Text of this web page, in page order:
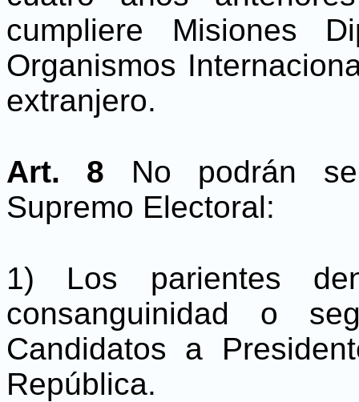
cumpliere Misiones
Organismos
extranjero.
Art. 8 No podrán
Supremo Electoral:
1) Los parientes
consanguinidad o
Candidatos a
República.